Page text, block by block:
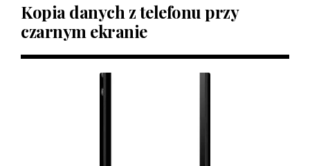
Kopia danych z telefonu przy
czarnym ekranie